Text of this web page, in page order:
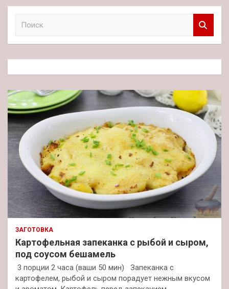
к
ЗАГОТОВКА
Картофельная запеканка с рыбой и сыром,
под соусом бешамель
3 порции 2 часа (ваши 50 мин) Запеканка с
картофелем, рыбой и сыром порадует нежным вкусом